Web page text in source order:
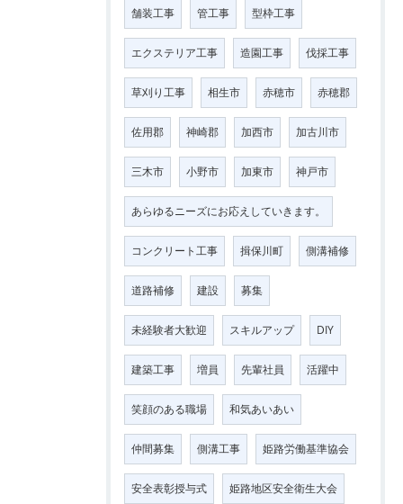
舗装工事 管工事 型枠工事
エクステリア工事 造園工事 伐採工事
草刈り工事 相生市 赤穂市 赤穂郡
佐用郡 神崎郡 加西市 加古川市
三木市 小野市 加東市 神戸市
あらゆるニーズにお応えしていきます。
コンクリート工事 揖保川町 側溝補修
道路補修 建設 募集
未経験者大歓迎 スキルアップ DIY
建築工事 増員 先輩社員 活躍中
笑顔のある職場 和気あいあい
仲間募集 側溝工事 姫路労働基準協会
安全表彰授与式 姫路地区安全衛生大会